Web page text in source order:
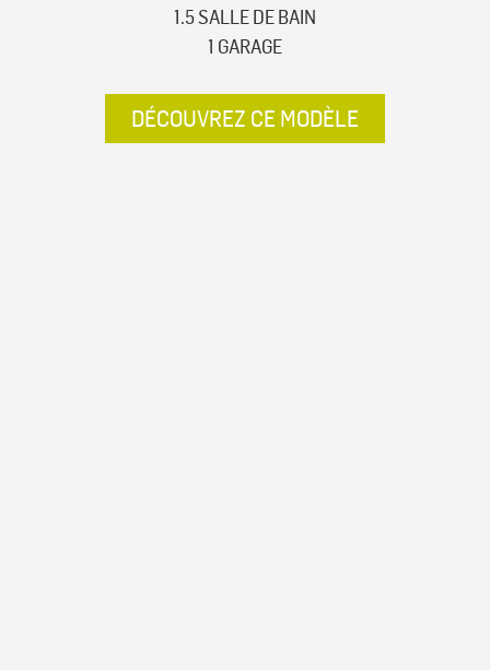
1.5 SALLE DE BAIN
1 GARAGE
DÉCOUVREZ CE MODÈLE